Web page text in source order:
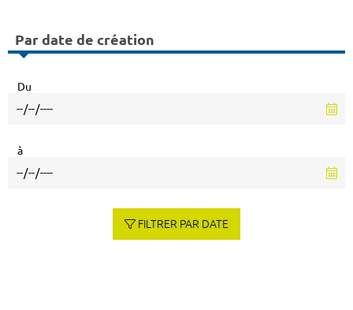
Par date de création
Du
à
FILTRER PAR DATE